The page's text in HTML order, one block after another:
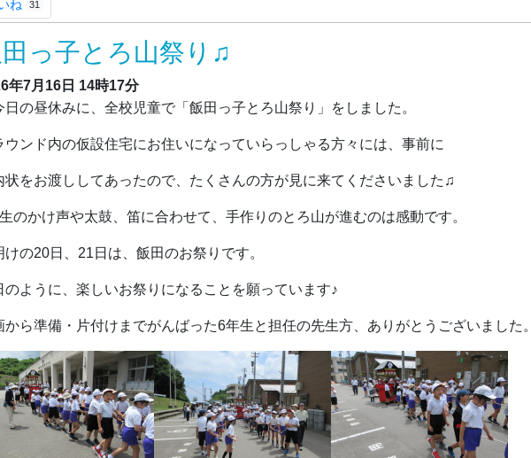
ね 31
っ子とろ山祭り♫
年7月16日 14時17分
の昼休みに、全校児童で「飯田っ子とろ山祭り」をしました。
ウンド内の仮設住宅にお住いになっていらっしゃる方々には、事前に
状をお渡ししてあったので、たくさんの方が見に来てくださいました♫
のかけ声や太鼓、笛に合わせて、手作りのとろ山が進むのは感動です。
けの20日、21日は、飯田のお祭りです。
のように、楽しいお祭りになることを願っています♪
から準備・片付けまでがんばった6年生と担任の先生方、ありがとうございました。